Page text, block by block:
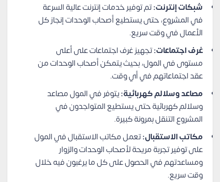
شبكات إنترنت:تم توفير خدمات إنترنت عالية السرعة
في المشروع، حتى يستطيع أصحاب الوحدات إنجاز كل
الأعمال في وقت سريع.
غرف اجتماعات:تجهيز غرف اجتماعات على أعلى
مستوى في المول، بحيث يتمكن أصحاب الوحدات من
عقد اجتماعاتهم في أي وقت.
مصاعد وسلالم كهربائية:يتوفر في المول مصاعد
وسلالم كهربائية حتى يستطيع المتواجدون في
المشروع التنقل بمرونة كبيرة.
مكاتب الاستقبال:تعمل مكاتب الاستقبال في المول
على توفير تجربة مريحة لأصحاب الوحدات والزوار
ومساعدتهم في الحصول على كل ما يرغبون فيه خلال
وقت سريع.